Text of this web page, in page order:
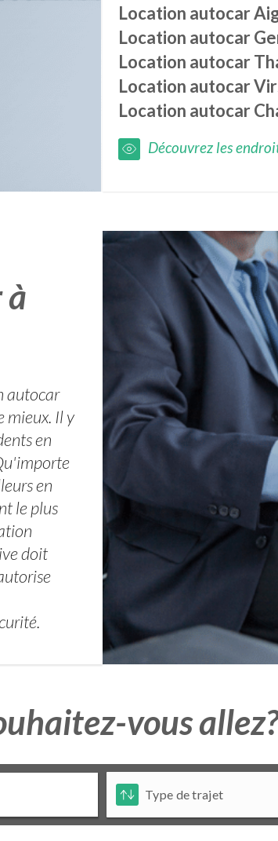
Location autocar
Location autocar
Location autocar
Location autocar
Location autocar
Découvrez les
à
autocar
mieux. Il y
en
en
le plus
doit
vous allez?